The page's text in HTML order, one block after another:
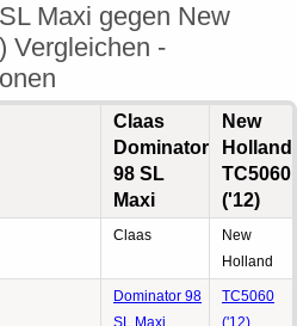
Maxi gegen New
Vergleichen -
Claas
Dominator
98 SL
Maxi
New
Holland
TC5060
('12)
Claas
New
Holland
Dominator 98
SL Maxi
TC5060
('12)